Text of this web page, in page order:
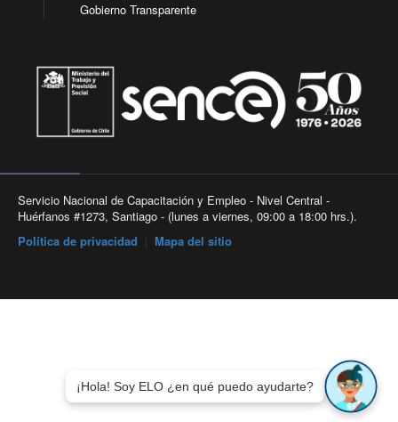
Gobierno Transparente
Servicio Nacional de Capacitación y Empleo - Nivel Central -
Huérfanos #1273, Santiago - (lunes a viernes, 09:00 a 18:00 hrs.).
Política de privacidad
Mapa del sitio
¡Hola! Soy ELO ¿en qué puedo ayudarte?